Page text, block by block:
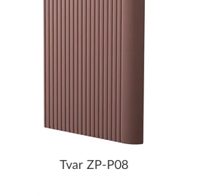
Tvar ZP-P08